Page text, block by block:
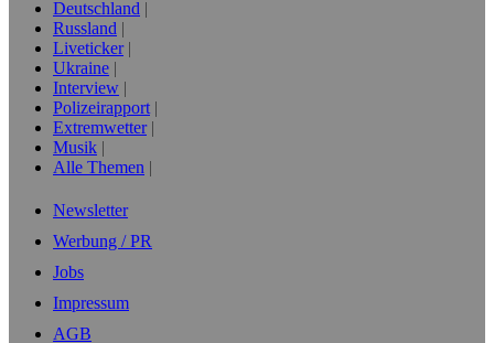
Deutschland
Russland
Liveticker
Ukraine
Interview
Polizeirapport
Extremwetter
Musik
Alle Themen
Newsletter
Werbung / PR
Jobs
Impressum
AGB